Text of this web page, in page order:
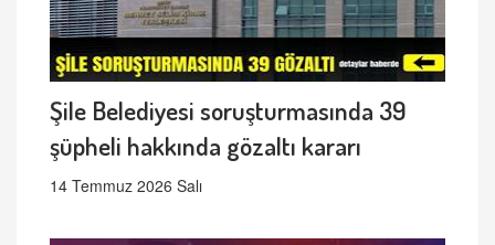
Şile Belediyesi soruşturmasında 39
şüpheli hakkında gözaltı kararı
14 Temmuz 2026 Salı